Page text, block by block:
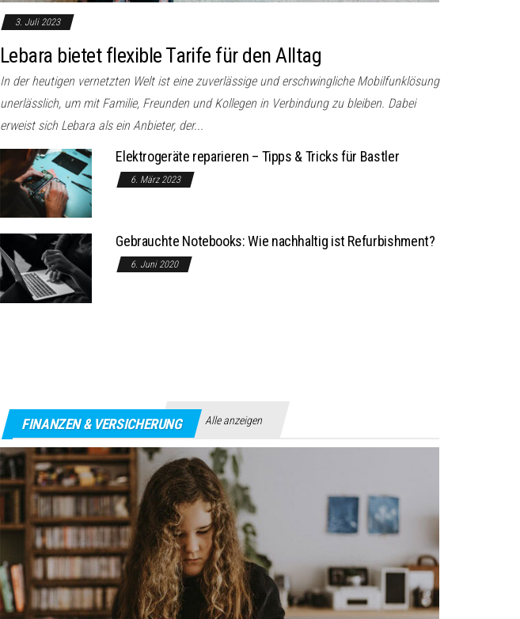
3. Juli 2023
Lebara bietet flexible Tarife für den Alltag
In der heutigen vernetzten Welt ist eine zuverlässige und erschwingliche Mobilfunklösung
unerlässlich, um mit Familie, Freunden und Kollegen in Verbindung zu bleiben. Dabei
erweist sich Lebara als ein Anbieter, der...
Elektrogeräte reparieren – Tipps & Tricks für Bastler
6. März 2023
Gebrauchte Notebooks: Wie nachhaltig ist Refurbishment?
6. Juni 2020
FINANZEN & VERSICHERUNG Alle anzeigen